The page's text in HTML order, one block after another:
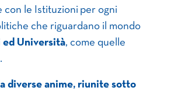
con le Istituzioni per ogni
che riguardano il mondo
ed Università, come quelle
.
diverse anime, riunite sotto